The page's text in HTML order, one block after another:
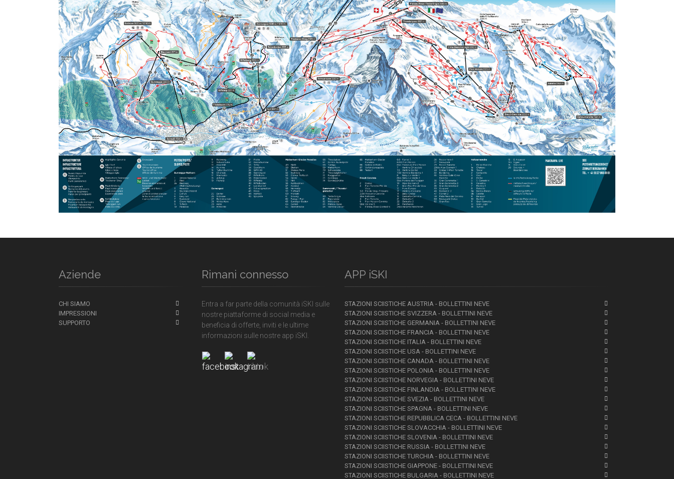
Aziende
CHI SIAMO
IMPRESSIONI
SUPPORTO
Rimani connesso
Entra a far parte della comunità iSKI sulle
nostre piattaforme di social media e
beneficia di offerte, inviti e le ultime
informazioni sulle nostre app iSKI.
APP iSKI
STAZIONI SCIISTICHE AUSTRIA - BOLLETTINI NEVE
STAZIONI SCIISTICHE SVIZZERA - BOLLETTINI NEVE
STAZIONI SCIISTICHE GERMANIA - BOLLETTINI NEVE
STAZIONI SCIISTICHE FRANCIA - BOLLETTINI NEVE
STAZIONI SCIISTICHE ITALIA - BOLLETTINI NEVE
STAZIONI SCIISTICHE USA - BOLLETTINI NEVE
STAZIONI SCIISTICHE CANADA - BOLLETTINI NEVE
STAZIONI SCIISTICHE POLONIA - BOLLETTINI NEVE
STAZIONI SCIISTICHE NORVEGIA - BOLLETTINI NEVE
STAZIONI SCIISTICHE FINLANDIA - BOLLETTINI NEVE
STAZIONI SCIISTICHE SVEZIA - BOLLETTINI NEVE
STAZIONI SCIISTICHE SPAGNA - BOLLETTINI NEVE
STAZIONI SCIISTICHE REPUBBLICA CECA - BOLLETTINI NEVE
STAZIONI SCIISTICHE SLOVACCHIA - BOLLETTINI NEVE
STAZIONI SCIISTICHE SLOVENIA - BOLLETTINI NEVE
STAZIONI SCIISTICHE RUSSIA - BOLLETTINI NEVE
STAZIONI SCIISTICHE TURCHIA - BOLLETTINI NEVE
STAZIONI SCIISTICHE GIAPPONE - BOLLETTINI NEVE
STAZIONI SCIISTICHE BULGARIA - BOLLETTINI NEVE